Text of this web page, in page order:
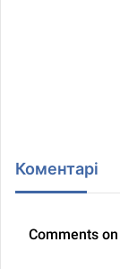
Коментарі